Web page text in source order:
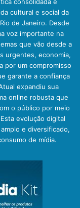
cultural e social da
de Janeiro. Desde
voz importante na
que vão desde a
urgentes, economia,
por um compromisso
garante a confiança
expandiu sua
online robusta que
o público por meio
evolução digital
e diversificado,
de mídia.